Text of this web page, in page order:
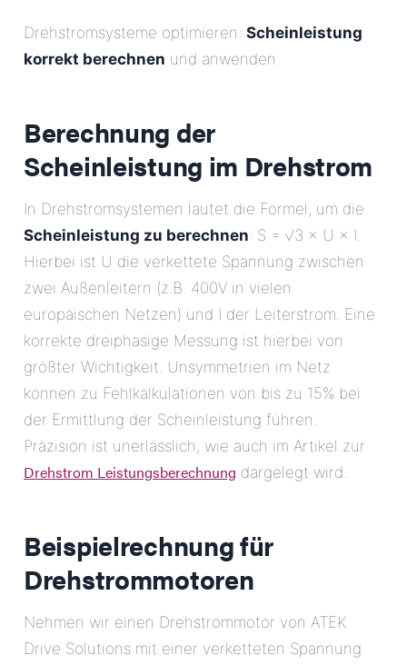
Drehstromsysteme optimieren: Scheinleistung
korrekt berechnen und anwenden
Berechnung der
Scheinleistung im Drehstrom
In Drehstromsystemen lautet die Formel, um die
Scheinleistung zu berechnen: S = √3 × U × I.
Hierbei ist U die verkettete Spannung zwischen
zwei Außenleitern (z.B. 400V in vielen
europäischen Netzen) und I der Leiterstrom. Eine
korrekte dreiphasige Messung ist hierbei von
größter Wichtigkeit. Unsymmetrien im Netz
können zu Fehlkalkulationen von bis zu 15% bei
der Ermittlung der Scheinleistung führen.
Präzision ist unerlässlich, wie auch im Artikel zur
Drehstrom Leistungsberechnung dargelegt wird.
Beispielrechnung für
Drehstrommotoren
Nehmen wir einen Drehstrommotor von ATEK
Drive Solutions mit einer verketteten Spannung